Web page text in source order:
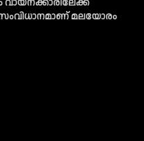
മലയോരം